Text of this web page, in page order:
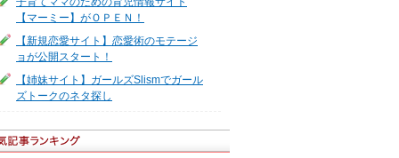
【マーミー】がＯＰＥＮ！
【新規恋愛サイト】恋愛術のモテージ
ョが公開スタート！
【姉妹サイト】ガールズSlismでガール
ズトークのネタ探し